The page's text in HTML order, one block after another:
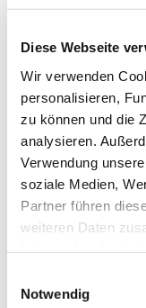
Diese Webseite
Wir verwenden
personalisieren,
zu können und die
analysieren.
Verwendung
soziale Medien,
Partner führen
weiteren Daten
Notwendig